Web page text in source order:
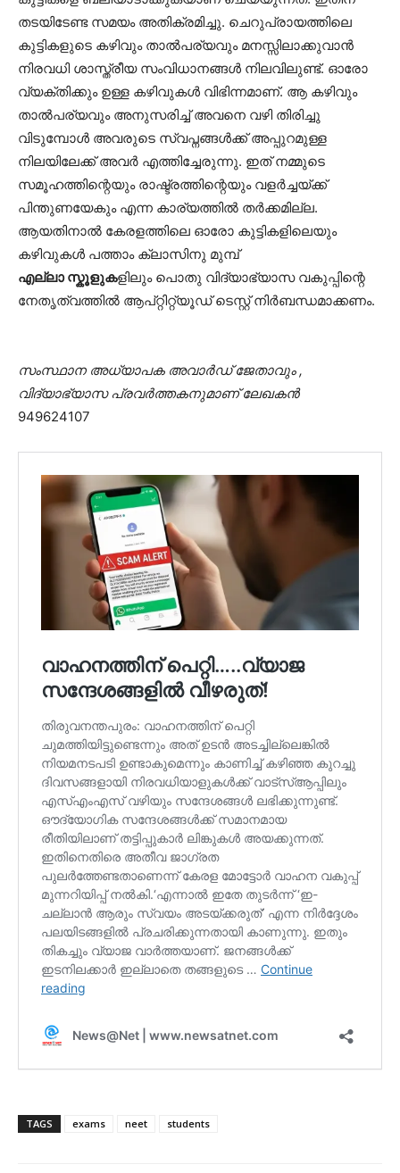
തടയിടേണ്ട സമയം അതിക്രമിച്ചു. ചെറുപ്രായത്തിലെ
കുട്ടികളുടെ കഴിവും താൽപര്യവും മനസ്സിലാക്കുവാൻ
നിരവധി ശാസ്ത്രീയ സംവിധാനങ്ങൾ നിലവിലുണ്ട്. ഓരോ
വ്യക്തിക്കും ഉള്ള കഴിവുകൾ വിഭിന്നമാണ്. ആ കഴിവും
താൽപര്യവും അനുസരിച്ച് അവനെ വഴി തിരിച്ചു
വിടുമ്പോൾ അവരുടെ സ്വപ്നങ്ങൾക്ക് അപ്പുറമുള്ള
നിലയിലേക്ക് അവർ എത്തിച്ചേരുന്നു. ഇത് നമ്മുടെ
സമൂഹത്തിന്റെയും രാഷ്ട്രത്തിന്റെയും വളർച്ചയ്ക്ക്
പിന്തുണയേകും എന്ന കാര്യത്തിൽ തർക്കമില്ല.
ആയതിനാൽ കേരളത്തിലെ ഓരോ കുട്ടികളിലെയും
കഴിവുകൾ പത്താം ക്ലാസിനു മുമ്പ്
എല്ലാ സ്കൂളുകളിലും പൊതു വിദ്യാഭ്യാസ വകുപ്പിന്റെ
നേതൃത്വത്തിൽ ആപ്റ്റിറ്റ്യൂഡ് ടെസ്റ്റ് നിർബന്ധമാക്കണം.
സംസ്ഥാന അധ്യാപക അവാർഡ് ജേതാവും ,
വിദ്യാഭ്യാസ പ്രവർത്തകനുമാണ് ലേഖകന്‍
949624107
TAGS exams neet students